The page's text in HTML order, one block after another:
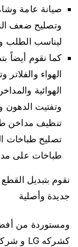
صيانة عامة
وتصليح ضعف
ليناسب الطلب
كما نقوم أيضاً
الهواء
الهوائية
وتفتيت الدهون
تنظيف مداخن
تصليح طباخات
طباخات على
نقوم بتبديل
جديدة وأصلية
ومستوردة من